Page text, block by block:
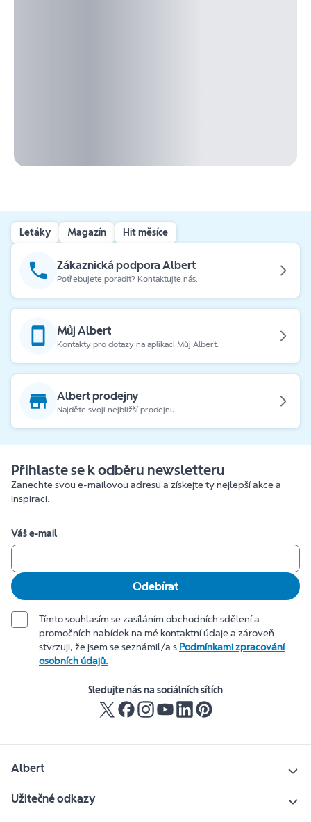
Letáky Magazín Hit měsíce
Zákaznická podpora Albert
Potřebujete poradit? Kontaktujte nás.
Můj Albert
Kontakty pro dotazy na aplikaci Můj Albert.
Albert prodejny
Najděte svoji nejbližší prodejnu.
Přihlaste se k odběru newsletteru
Zanechte svou e-mailovou adresu a získejte ty nejlepší akce a
inspiraci.
Váš e-mail
Odebírat
Tímto souhlasím se zasíláním obchodních sdělení a
promočních nabídek na mé kontaktní údaje a zároveň
stvrzuji, že jsem se seznámil/a s Podmínkami zpracování
osobních údajů.
Sledujte nás na sociálních sítích
Albert
Užitečné odkazy